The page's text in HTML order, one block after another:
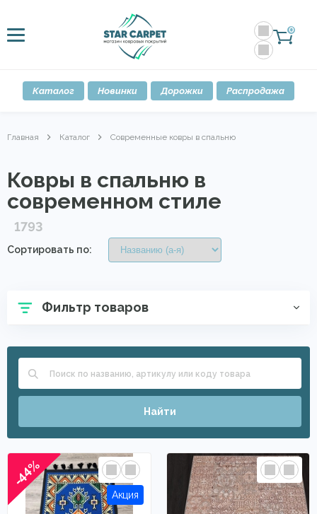
0
Каталог Новинки Дорожки Распродажа
Главная Каталог Современные ковры в спальню
Ковры в спальню в
современном стиле
1793
Сортировать по:
Фильтр товаров
Найти
-44%